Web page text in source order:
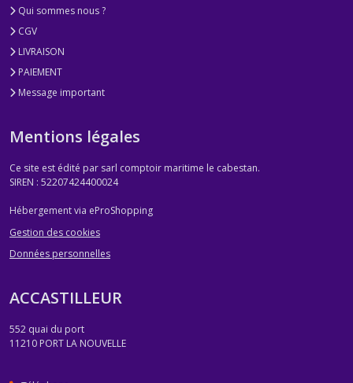
Qui sommes nous ?
CGV
LIVRAISON
PAIEMENT
Message important
Mentions légales
Ce site est édité par sarl comptoir maritime le cabestan.
SIREN : 52207424400024
Hébergement via eProShopping
Gestion des cookies
Données personnelles
ACCASTILLEUR
552 quai du port
11210 PORT LA NOUVELLE